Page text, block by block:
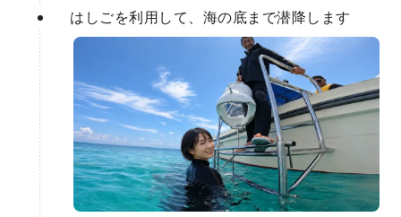
はしごを利用して、海の底まで潜降します